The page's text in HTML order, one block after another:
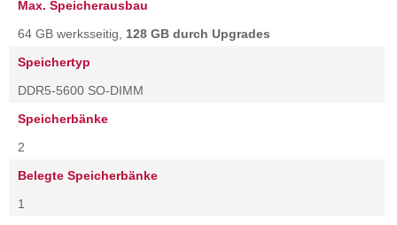
Max. Speicherausbau
64 GB werksseitig, 128 GB durch Upgrades
Speichertyp
DDR5-5600 SO-DIMM
Speicherbänke
2
Belegte Speicherbänke
1